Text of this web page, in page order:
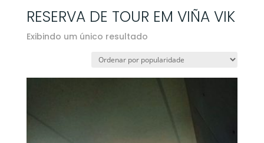
RESERVA DE TOUR EM VIÑA VIK
Exibindo um único resultado